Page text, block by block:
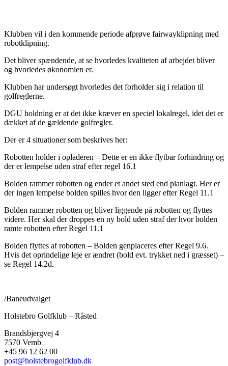
Klubben vil i den kommende periode afprøve fairwayklipning med
robotklipning.
Det bliver spændende, at se hvorledes kvaliteten af arbejdet bliver
og hvorledes økonomien er.
Klubben har undersøgt hvorledes det forholder sig i relation til
golfreglerne.
DGU holdning er at det ikke kræver en speciel lokalregel, idet det er
dækket af de gældende golfregler.
Der er 4 situationer som beskrives her:
Robotten holder i opladeren – Dette er en ikke flytbar forhindring og
der er lempelse uden straf efter regel 16.1
Bolden rammer robotten og ender et andet sted end planlagt. Her er
der ingen lempelse bolden spilles hvor den ligger efter Regel 11.1
Bolden rammer robotten og bliver liggende på robotten og flyttes
videre. Her skal der droppes en ny bold uden straf der hvor bolden
ramte robotten efter Regel 11.1
Bolden flyttes af robotten – Bolden genplaceres efter Regel 9.6.
Hvis det oprindelige leje er ændret (bold evt. trykket ned i græsset) –
se Regel 14.2d.
/Baneudvalget
Holstebro Golfklub – Råsted
Brandsbjergvej 4
7570 Vemb
+45 96 12 62 00
post@holstebrogolfklub.dk